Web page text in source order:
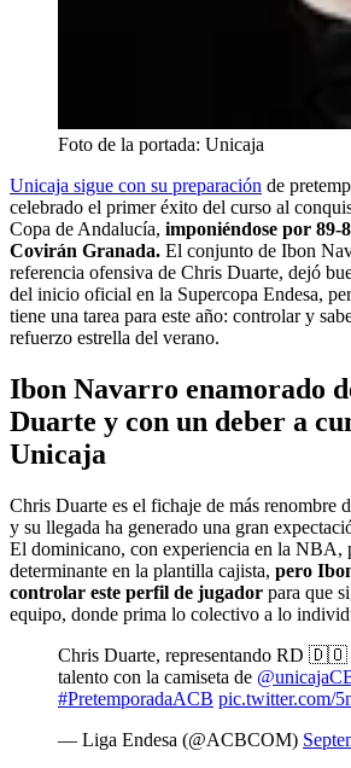
Foto de la portada: Unicaja
Unicaja sigue con su preparación de
celebrado el primer éxito del curso al
Copa de Andalucía, imponiéndose por 89-
Covirán Granada. El conjunto de Ibon
referencia ofensiva de Chris Duarte, dejó
del inicio oficial en la Supercopa Endesa,
tiene una tarea para este año: controlar y
refuerzo estrella del verano.
Ibon Navarro enamorado
Duarte y con un deber a
Unicaja
Chris Duarte es el fichaje de más renombre
y su llegada ha generado una gran
El dominicano, con experiencia en la NBA,
determinante en la plantilla cajista, pero
controlar este perfil de jugador para que
equipo, donde prima lo colectivo a lo
Chris Duarte, representando RD 🇩🇴
talento con la camiseta de
#PretemporadaACB pic.twitter.com/
— Liga Endesa (@ACBCOM)